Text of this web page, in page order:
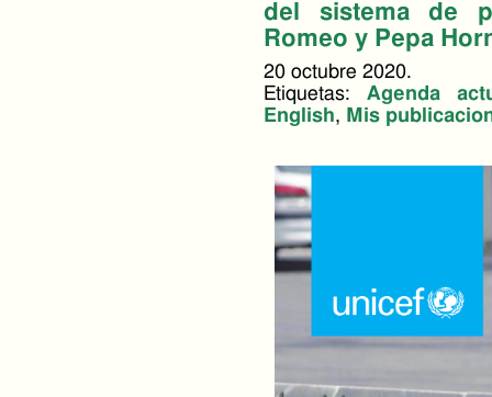
del sistema de
Romeo y Pepa
20 octubre 2020.
Etiquetas: Agenda
English, Mis